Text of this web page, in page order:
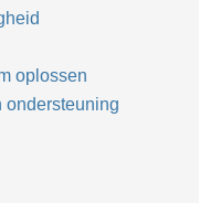
oplossen
ondersteuning